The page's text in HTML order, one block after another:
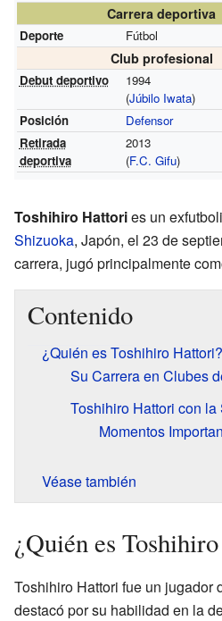
Carrera deportiva
Deporte Fútbol
Club profesional
Debut deportivo
1994
(Júbilo Iwata)
Posición
Defensor
Retirada
deportiva
2013
(F.C. Gifu)
Toshihiro Hattories un
Shizuoka, Japón, el 23 de
carrera, jugó principalmente
Contenido
¿Quién es Toshihiro Hattori?
Su Carrera en Clubes
Toshihiro Hattori con
Momentos
Véase también
¿Quién es
Toshihiro Hattori fue un jugador
destacó por su habilidad en la